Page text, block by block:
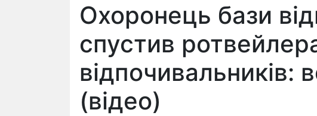
Охоронець бази
спустив
відпочивальників:
(відео)